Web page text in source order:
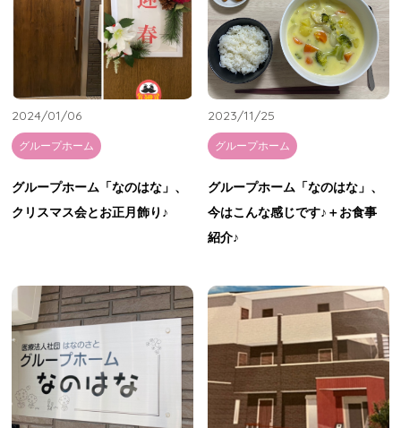
2024/01/06
グループホーム
グループホーム「なのはな」、
クリスマス会とお正月飾り♪
2023/11/25
グループホーム
グループホーム「なのはな」、
今はこんな感じです♪＋お食事
紹介♪